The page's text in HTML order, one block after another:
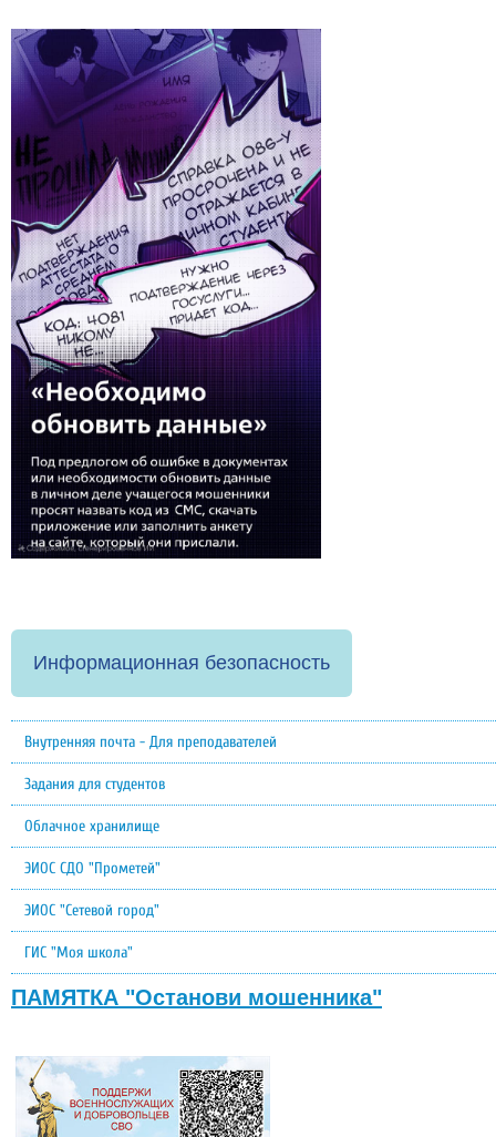
Информационная безопасность
Внутренняя почта - Для преподавателей
Задания для студентов
Облачное хранилище
ЭИОС СДО "Прометей"
ЭИОС "Сетевой город"
ГИС "Моя школа"
ПАМЯТКА "Останови мошенника"